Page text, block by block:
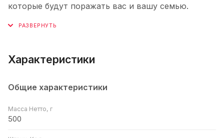
которые будут поражать вас и вашу семью.
Характеристики
Общие характеристики
Масса Нетто, г
500